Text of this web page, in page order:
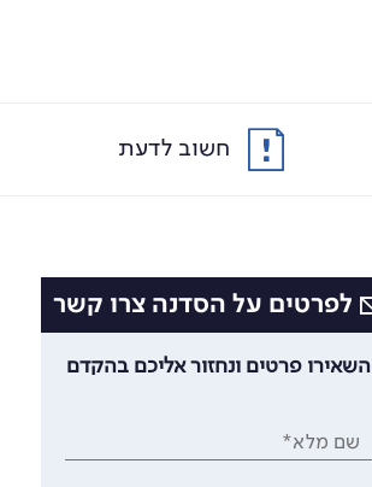
חשוב לדעת
לפרטים על הסדנה צרו קשר
השאירו פרטים ונחזור אליכם בהקדם
שם מלא*